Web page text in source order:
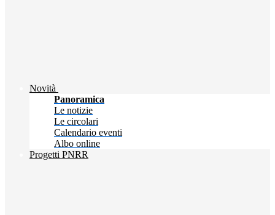
Novità
Panoramica
Le notizie
Le circolari
Calendario eventi
Albo online
Progetti PNRR